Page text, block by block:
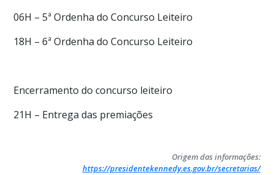
06H – 5ª Ordenha do Concurso Leiteiro
18H – 6ª Ordenha do Concurso Leiteiro
Encerramento do concurso leiteiro
21H – Entrega das premiações
Origem das informações:
https://presidentekennedy.es.gov.br/secretarias/